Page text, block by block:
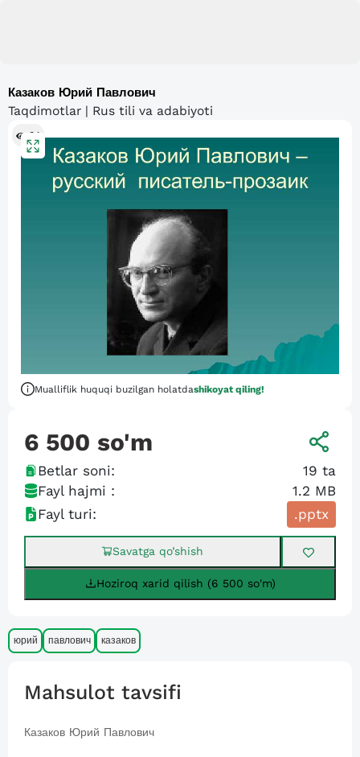
Казаков Юрий Павлович
Taqdimotlar | Rus tili va adabiyoti
84
Mualliflik huquqi buzilgan holatdashikoyat qiling!
6 500 so'm
Betlar soni: 19 ta
Fayl hajmi :
1.2 MB
Fayl turi:
.pptx
Savatga qo’shish
Hoziroq xarid qilish (6 500 so'm)
юрий павлович казаков
Mahsulot tavsifi
Казаков Юрий Павлович